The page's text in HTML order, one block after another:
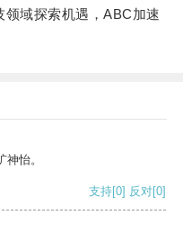
域探索机遇，ABC加速
怡。
支持[0] 反对[0]